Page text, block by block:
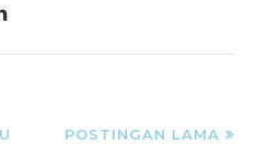
POSTINGAN LAMA